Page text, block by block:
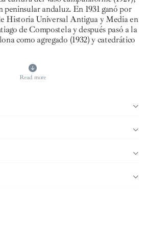
peninsular andaluz. En 1931 ganó por
Historia Universal Antigua y Media en
de Compostela y después pasó a la
como agregado (1932) y catedrático
Read more